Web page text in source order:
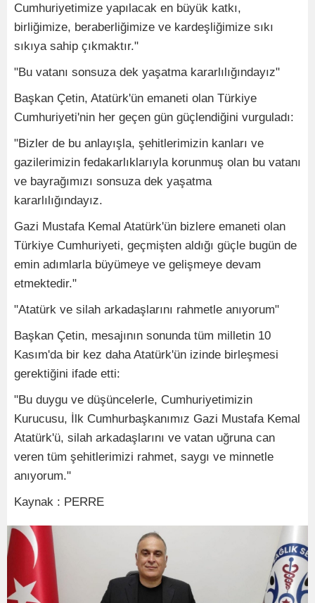
Cumhuriyetimize yapılacak en büyük katkı,
birliğimize, beraberliğimize ve kardeşliğimize sıkı
sıkıya sahip çıkmaktır."
"Bu vatanı sonsuza dek yaşatma kararlılığındayız"
Başkan Çetin, Atatürk'ün emaneti olan Türkiye
Cumhuriyeti'nin her geçen gün güçlendiğini vurguladı:
"Bizler de bu anlayışla, şehitlerimizin kanları ve
gazilerimizin fedakarlıklarıyla korunmuş olan bu vatanı
ve bayrağımızı sonsuza dek yaşatma
kararlılığındayız.
Gazi Mustafa Kemal Atatürk'ün bizlere emaneti olan
Türkiye Cumhuriyeti, geçmişten aldığı güçle bugün de
emin adımlarla büyümeye ve gelişmeye devam
etmektedir."
"Atatürk ve silah arkadaşlarını rahmetle anıyorum"
Başkan Çetin, mesajının sonunda tüm milletin 10
Kasım'da bir kez daha Atatürk'ün izinde birleşmesi
gerektiğini ifade etti:
"Bu duygu ve düşüncelerle, Cumhuriyetimizin
Kurucusu, İlk Cumhurbaşkanımız Gazi Mustafa Kemal
Atatürk'ü, silah arkadaşlarını ve vatan uğruna can
veren tüm şehitlerimizi rahmet, saygı ve minnetle
anıyorum."
Kaynak : PERRE